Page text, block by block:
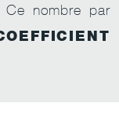
Ce nombre par